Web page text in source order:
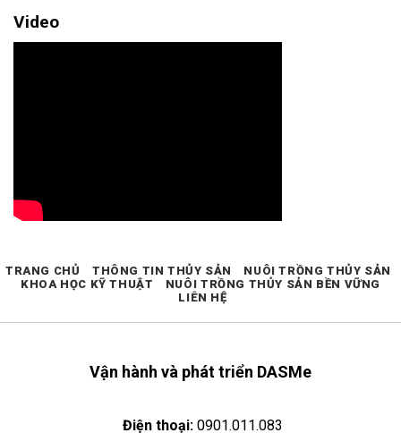
Video
Vận hành và phát triển DASMe
Điện thoại: 0901.011.083
TRANG CHỦ THÔNG TIN THỦY SẢN
NUÔI TRỒNG THỦY SẢN
KHOA HỌC KỸ THUẬT
NUÔI TRỒNG THỦY SẢN BỀN VỮNG
LIÊN HỆ